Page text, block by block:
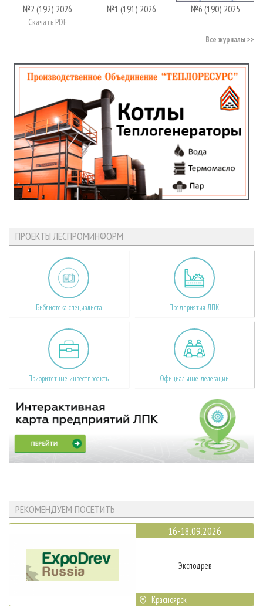
№2 (192) 2026
Скачать PDF
№1 (191) 2026 №6 (190) 2025
Все журналы
ПРОЕКТЫ ЛЕСПРОМИНФОРМ
Библиотека специалиста Предприятия ЛПК
Приоритетные инвестпроекты Официальные делегации
РЕКОМЕНДУЕМ ПОСЕТИТЬ
16-18.09.2026
Эксподрев
Красноярск